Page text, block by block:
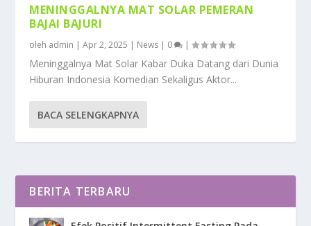
MENINGGALNYA MAT SOLAR PEMERAN
BAJAI BAJURI
oleh admin |Apr 2, 2025 | News | 0 |
Meninggalnya Mat Solar Kabar Duka Datang dari Dunia
Hiburan Indonesia Komedian Sekaligus Aktor...
BACA SELENGKAPNYA
BERITA TERBARU